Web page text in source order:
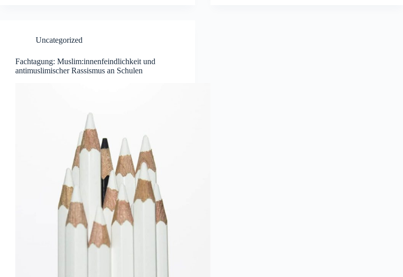
Uncategorized
Fachtagung: Muslim:innenfeindlichkeit und
antimuslimischer Rassismus an Schulen